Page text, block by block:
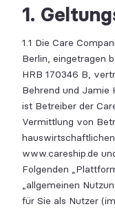
Preise
1.
1.1 Die Care
Berlin, eingetragen
HRB 170346 B,
Behrend und Jamie
ist Betreiber der
Vermittlung von
www.careship.de
Folgenden
„allgemeinen
für Sie als Nutzer